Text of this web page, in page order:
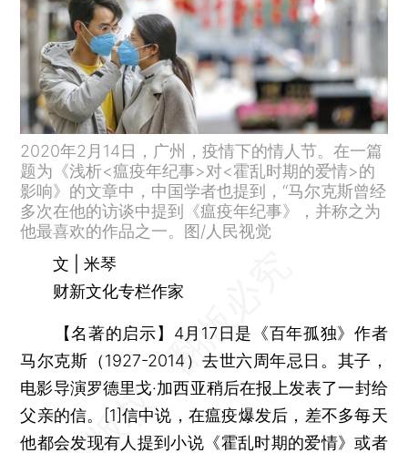
2020年2月14日，广州，疫情下的情人节。在一篇
题为《浅析<瘟疫年纪事>对<霍乱时期的爱情>的
影响》的文章中，中国学者也提到，“马尔克斯曾经
多次在他的访谈中提到《瘟疫年纪事》，并称之为
他最喜欢的作品之一。图/人民视觉
文 | 米琴
财新文化专栏作家
【名著的启示】 4月17日是《百年孤独》作者
马尔克斯（1927-2014）去世六周年忌日。其子，
电影导演罗德里戈·加西亚稍后在报上发表了一封给
父亲的信。[1]信中说，在瘟疫爆发后，差不多每天
他都会发现有人提到小说《霍乱时期的爱情》或者